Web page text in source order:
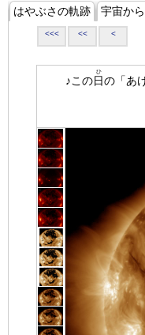
はやぶさの軌跡 宇宙か
<<< << <
♪この日
ひ
の「あ